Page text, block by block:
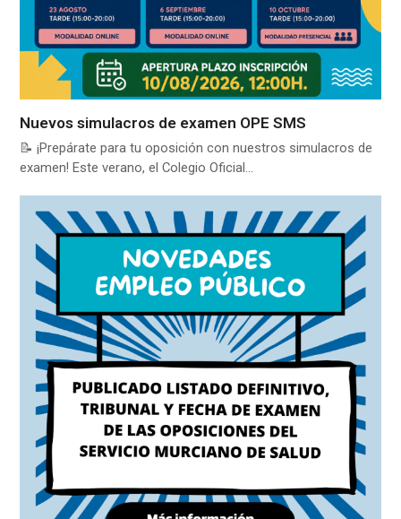
Nuevos simulacros de examen OPE SMS
📝 ¡Prepárate para tu oposición con nuestros simulacros de
examen! Este verano, el Colegio Oficial…